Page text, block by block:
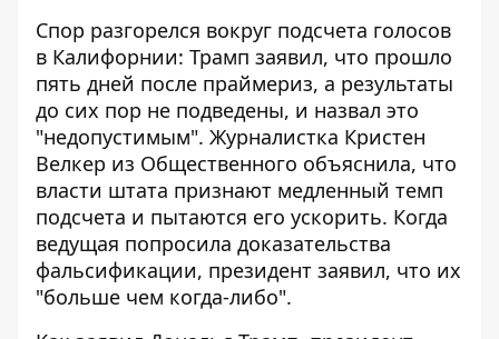
Спор разгорелся вокруг подсчета голосов
в Калифорнии: Трамп заявил, что прошло
пять дней после праймериз, а результаты
до сих пор не подведены, и назвал это
"недопустимым". Журналистка Кристен
Велкер из Общественного объяснила, что
власти штата признают медленный темп
подсчета и пытаются его ускорить. Когда
ведущая попросила доказательства
фальсификации, президент заявил, что их
"больше чем когда-либо".